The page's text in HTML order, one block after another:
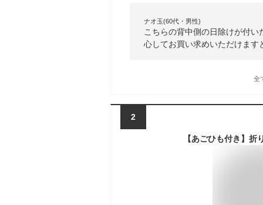
ナオ玉(60代・男性)
こちらの背中側の日除けが付
心してお買い求めいただけま
全
2